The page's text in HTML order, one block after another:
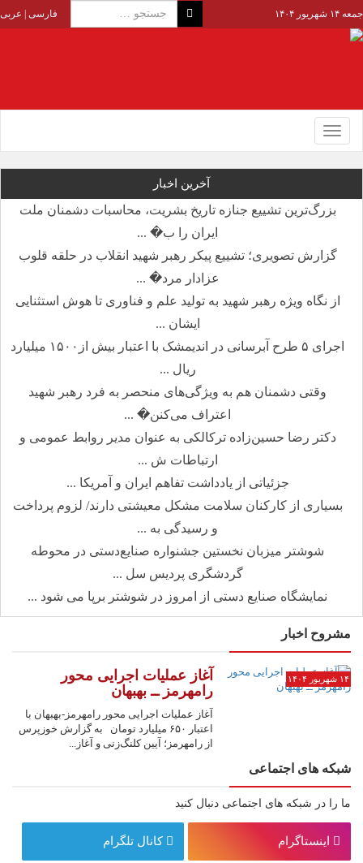
جمعه ۱۴ شهریور ۱۴۰۴ فارسی عربی
Toggle
navigation
آخرین اخبار
بزرگ‌ترین تشییع جنازه تاریخ بشریت، محاسبات دشمنان ملت
ایران را ب� ...
گزارش تصویری؛ تشییع پیکر رهبر شهید انقلاب در حلقه قلوب
عزادار مرد� ...
از نگاه ویژه رهبر شهید به تولید علم و فناوری تا هوش استثنایی
ایشان ...
اجرای ۵ طرح آبرسانی در اندیمشک با اعتبار بیش از۱۵۰۰ میلیارد
ریال ...
وقتی دشمنان هم به ویژگی‌های منحصر به فرد رهبر شهید
اعتراف می‌کنن� ...
دکتر رضا حسین‌زاده ترکالکی به عنوان مدیر روابط عمومی و
ارتباطات ش ...
جزئیاتی از یادداشت تفاهم ایران و آمریکا ...
بسیاری از کارکنان سلامت مشکل معیشتی دارند/ لزوم پرداخت
و رسیدگی به ...
شوشتر میزبان نخستین جشنواره صنایع‌دستی در محوطه
گردشگری پردیس سل ...
نمایشگاه صنایع دستی از امروز در شوشتر برپا می شود ...
مشروح اخبار
۱۴ شهریور ۱۴۰۴
آغاز عملیات اجرایی محور
رامهرمز ــ بهبهان
آغاز عملیات اجرایی محور رامهرمز-بهبهان با
اعتبار ۶۵۰ میلیارد تومان به گزارش خوزپرس
از رامهرمز؛ آیین کلنگ‌زنی و آغاز...
شبکه های اجتماعی
ما را در شبکه های اجتماعی دنبال کنید
اینستاگرام کانال تلگرام